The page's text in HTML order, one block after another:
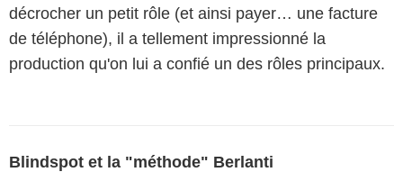
décrocher un petit rôle (et ainsi payer… une facture
de téléphone), il a tellement impressionné la
production qu'on lui a confié un des rôles principaux.
Blindspot et la "méthode" Berlanti